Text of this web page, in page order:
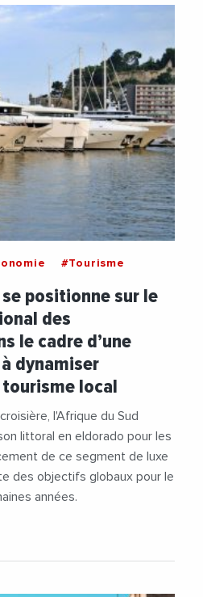
#Tourisme
se positionne sur le
des
le cadre d’une
dynamiser
local
l'Afrique du Sud
littoral en eldorado pour les
de ce segment de luxe
des objectifs globaux pour le
années.